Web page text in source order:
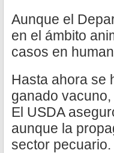
Aunque el
en el ámbito
casos en
Hasta ahora se
ganado
El USDA
aunque la
sector pecuario.